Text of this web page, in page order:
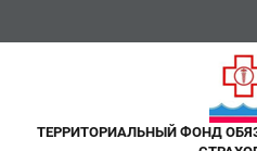
ТЕРРИТОРИАЛЬНЫЙ ФОНД